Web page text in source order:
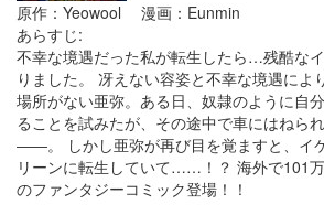
原作：Yeowool 漫画：Eunmin
あらすじ:
不幸な境遇だった私が転生したら…残酷な
りました。 冴えない容姿と不幸な境遇によ
場所がない亜弥。ある日、奴隷のように自
ることを試みたが、その途中で車にはねら
――。 しかし亜弥が再び目を覚ますと、イ
リーンに転生していて……！？ 海外で101
のファンタジーコミック登場！！